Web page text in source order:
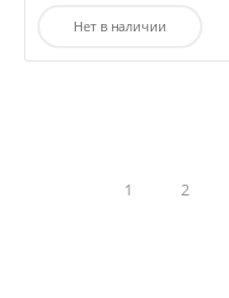
Нет в наличии
1 2